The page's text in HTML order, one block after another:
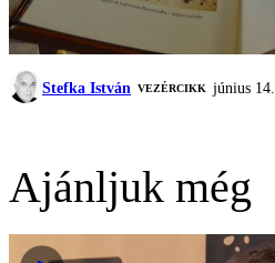
Stefka István VEZÉRCIKK június 14.
Ajánljuk még